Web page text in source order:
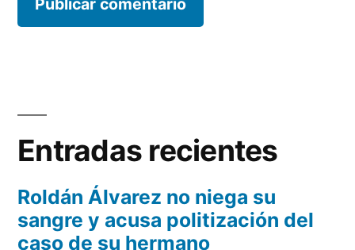
Entradas recientes
Roldán Álvarez no niega su
sangre y acusa politización del
caso de su hermano